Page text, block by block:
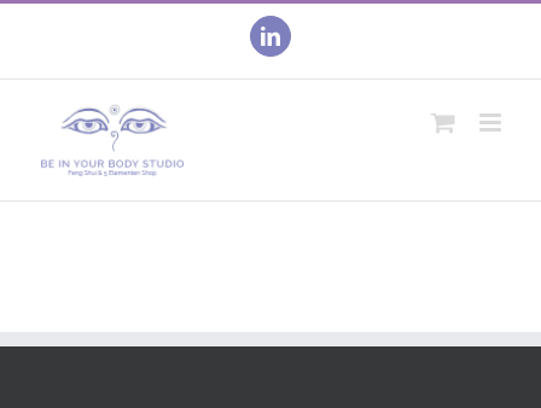
Skip
linkedin